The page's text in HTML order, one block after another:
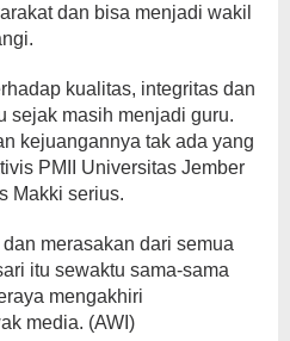
dan bisa menjadi wakil
kualitas, integritas dan
sejak masih menjadi guru.
kejuangannya tak ada yang
PMII Universitas Jember
Makki serius.
merasakan dari semua
itu sewaktu sama-sama
mengakhiri
media. (AWI)